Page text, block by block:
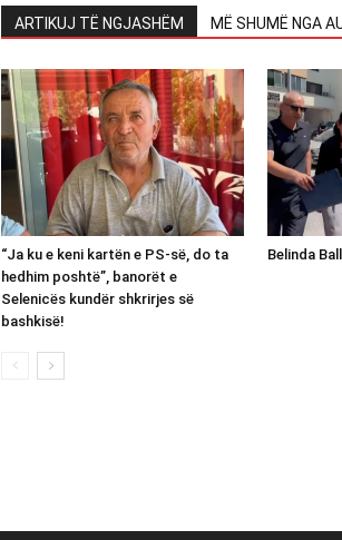
ARTIKUJ TË NGJASHËM MË SHUMË NGA
“Ja ku e keni kartën e PS-së, do ta
hedhim poshtë”, banorët e
Selenicës kundër shkrirjes së
bashkisë!
Belinda